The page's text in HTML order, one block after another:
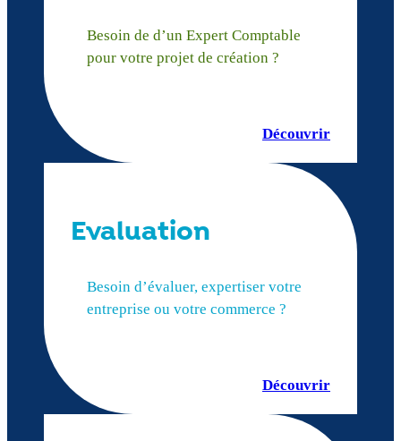
Besoin de d’un Expert Comptable
pour votre projet de création ?
Découvrir
Evaluation
Besoin d’évaluer, expertiser votre
entreprise ou votre commerce ?
Découvrir